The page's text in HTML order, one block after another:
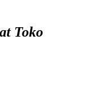
Toko